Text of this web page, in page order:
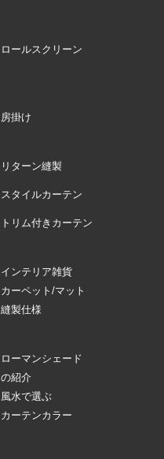
ロールスクリーン
房掛け
リターン縫製
スタイルカーテン
トリム付きカーテン
インテリア雑貨
カーペット/マット
縫製仕様
ローマンシェード
の紹介
風水で選ぶ
カーテンカラー